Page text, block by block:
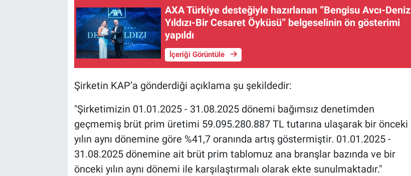
AXA Türkiye desteğiyle hazırlanan “Bengisu Avcı-Deniz
Yıldızı-Bir Cesaret Öyküsü” belgeselinin ön gösterimi
yapıldı
İçeriği Görüntüle
Şirketin KAP’a gönderdiği açıklama şu şekildedir:
"Şirketimizin 01.01.2025 - 31.08.2025 dönemi bağımsız denetimden
geçmemiş brüt prim üretimi 59.095.280.887 TL tutarına ulaşarak bir önceki
yılın aynı dönemine göre %41,7 oranında artış göstermiştir. 01.01.2025 -
31.08.2025 dönemine ait brüt prim tablomuz ana branşlar bazında ve bir
önceki yılın aynı dönemi ile karşılaştırmalı olarak ekte sunulmaktadır."